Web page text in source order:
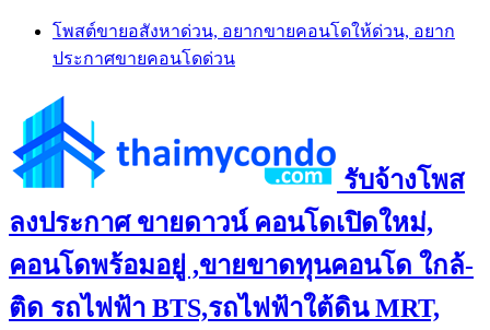
Skip
content
โพสต์ขายอสังหาด่วน, อยากขายคอนโดให้ด่วน, อยาก
ประกาศขายคอนโดด่วน
รับจ้างโพส
ลงประกาศ ขายดาวน์ คอนโดเปิดใหม่,
คอนโดพร้อมอยู่ ,ขายขาดทุนคอนโด ใกล้-
ติด รถไฟฟ้า BTS,รถไฟฟ้าใต้ดิน MRT,